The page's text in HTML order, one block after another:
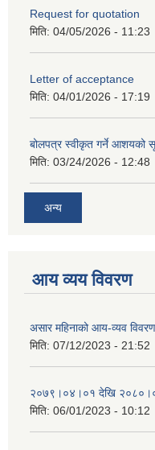
Request for quotation
मिति: 04/05/2026 - 11:23
Letter of acceptance
मिति: 04/01/2026 - 17:19
बोलपत्र स्वीकृत गर्ने आशयको
मिति: 03/24/2026 - 12:48
अन्य
आय व्यय विवरण
असार महिनाको आय-व्यव विवरण
मिति: 07/12/2023 - 21:52
२०७९।०४।०१ देखि
मिति: 06/01/2023 - 10:12